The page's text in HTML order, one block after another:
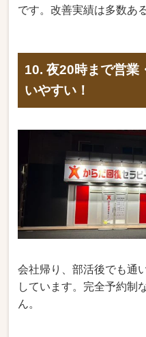
です。改善実績は多数あ
10. 夜20時まで営業
いやすい！
会社帰り、部活後でも通
しています。完全予約制
ん。